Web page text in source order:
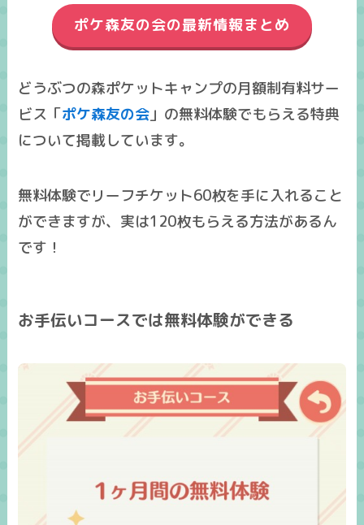
ポケ森友の会の最新情報まとめ
どうぶつの森ポケットキャンプの月額制有料サー
ビス「ポケ森友の会」の無料体験でもらえる特典
について掲載しています。
無料体験でリーフチケット60枚を手に入れること
ができますが、実は120枚もらえる方法があるん
です！
お手伝いコースでは無料体験ができる